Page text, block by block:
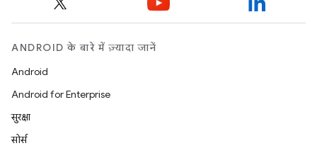
ANDROID के बारे में ज़्यादा जानें
Android
Android for Enterprise
सुरक्षा
सोर्स